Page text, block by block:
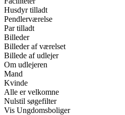
Husdyr tilladt
Pendlerværelse
Par tilladt
Billeder
Billeder af værelset
Billede af udlejer
Om udlejeren
Mand
Kvinde
Alle er velkomne
Nulstil søgefilter
Vis Ungdomsboliger